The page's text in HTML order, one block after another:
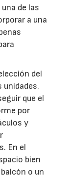
de las
a una
del
unidades.
que el
por
y
En el
bien
o un